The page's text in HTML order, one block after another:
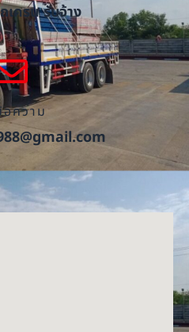
เครน รับจ้าง
ความ